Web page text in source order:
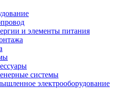
и элементы питания
системы
электрооборудование